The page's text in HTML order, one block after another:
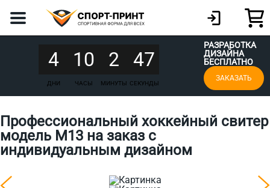
4
ДНИ
10
ЧАСЫ
2
МИНУТЫ
47
СЕКУНДЫ
РАЗРАБОТКА
ДИЗАЙНА
БЕСПЛАТНО
ЗАКАЗАТЬ
Профессиональный хоккейный свитер
модель М13 на заказ с
индивидуальным дизайном